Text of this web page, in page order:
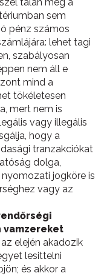
sem
pénz számos
lehet tagi
szabályosan
nem áll e
mind a
tökéletesen
mert nem is
vagy illegális
hogy a
tranzakciókat
dolga,
jogköre is
vagy az
vamzereket
az elején akadozik
lesittelni
és akkor a